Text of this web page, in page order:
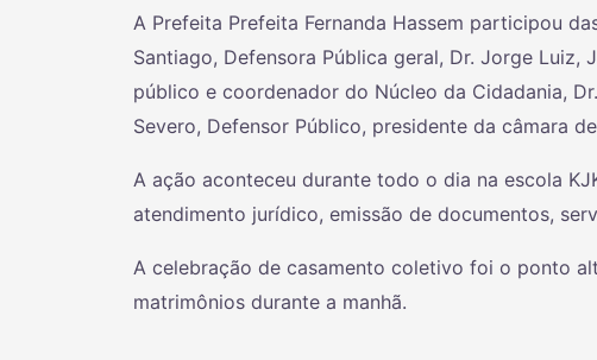
A Prefeita Prefeita Fernanda Hassem participou
Santiago, Defensora Pública geral, Dr. Jorge Luiz,
público e coordenador do Núcleo da Cidadania,
Severo, Defensor Público, presidente da câmara
A ação aconteceu durante todo o dia na escola
atendimento jurídico, emissão de documentos,
A celebração de casamento coletivo foi o ponto
matrimônios durante a manhã.